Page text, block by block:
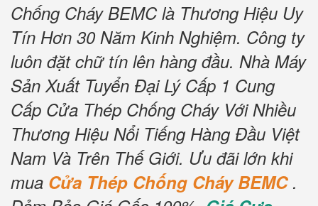
Chống Cháy BEMC là Thương Hiệu Uy
Tín Hơn 30 Năm Kinh Nghiệm. Công ty
luôn đặt chữ tín lên hàng đầu. Nhà Máy
Sản Xuất Tuyển Đại Lý Cấp 1 Cung
Cấp Cửa Thép Chống Cháy Với Nhiều
Thương Hiệu Nổi Tiếng Hàng Đầu Việt
Nam Và Trên Thế Giới. Ưu đãi lớn khi
mua Cửa Thép Chống Cháy BEMC .